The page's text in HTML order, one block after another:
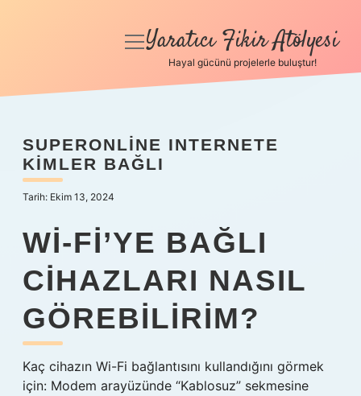
Anasayfa
Yasal Uyarı
Hakkımızda
menüyü
Yaratıcı Fikir Atölyesi
Hayal gücünü projelerle buluştur!
SUPERONLINE INTERNETE
KIMLER BAĞLI
Tarih: Ekim 13, 2024
WI-FI’YE BAĞLI
CIHAZLARI NASIL
GÖREBILIRIM?
Kaç cihazın Wi-Fi bağlantısını kullandığını görmek
için: Modem arayüzünde “Kablosuz” sekmesine